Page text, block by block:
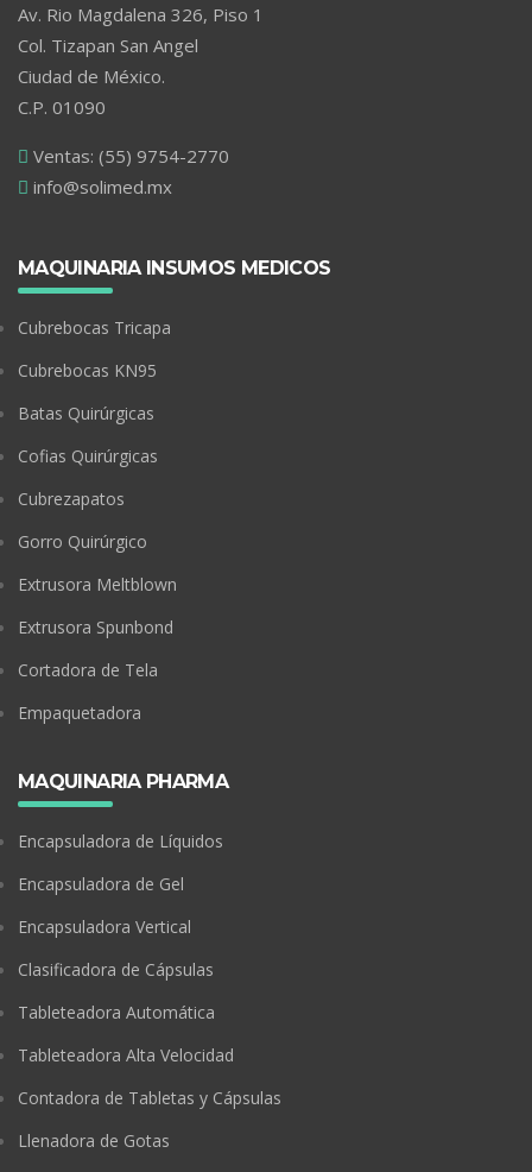
Av. Rio Magdalena 326, Piso 1
Col. Tizapan San Angel
Ciudad de México.
C.P. 01090
Ventas: (55) 9754-2770
info@solimed.mx
MAQUINARIA INSUMOS MEDICOS
Cubrebocas Tricapa
Cubrebocas KN95
Batas Quirúrgicas
Cofias Quirúrgicas
Cubrezapatos
Gorro Quirúrgico
Extrusora Meltblown
Extrusora Spunbond
Cortadora de Tela
Empaquetadora
MAQUINARIA PHARMA
Encapsuladora de Líquidos
Encapsuladora de Gel
Encapsuladora Vertical
Clasificadora de Cápsulas
Tableteadora Automática
Tableteadora Alta Velocidad
Contadora de Tabletas y Cápsulas
Llenadora de Gotas